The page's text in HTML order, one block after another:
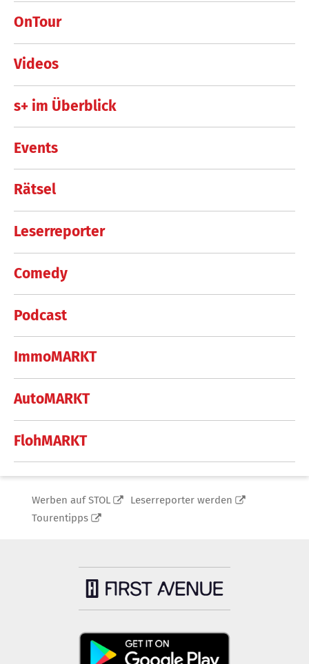
OnTour
Videos
s+ im Überblick
Events
Rätsel
Leserreporter
Comedy
Podcast
ImmoMARKT
AutoMARKT
FlohMARKT
Werben auf STOL
Leserreporter werden
Tourentipps